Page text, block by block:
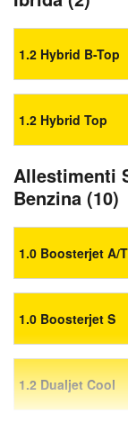
1.2 Hybrid B-Top
1.2 Hybrid Top
Allestimenti
Benzina (10)
1.0 Boosterjet A/
1.0 Boosterjet S
1.2 Dualjet Cool